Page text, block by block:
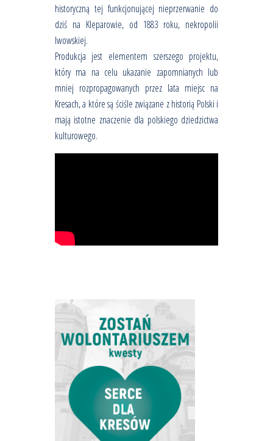
historyczną tej funkcjonującej nieprzerwanie do
dziś na Kleparowie, od 1883 roku, nekropolii
lwowskiej.
Produkcja jest elementem szerszego projektu,
który ma na celu ukazanie zapomnianych lub
mniej rozpropagowanych przez lata miejsc na
Kresach, a które są ściśle związane z historią Polski i
mają istotne znaczenie dla polskiego dziedzictwa
kulturowego.